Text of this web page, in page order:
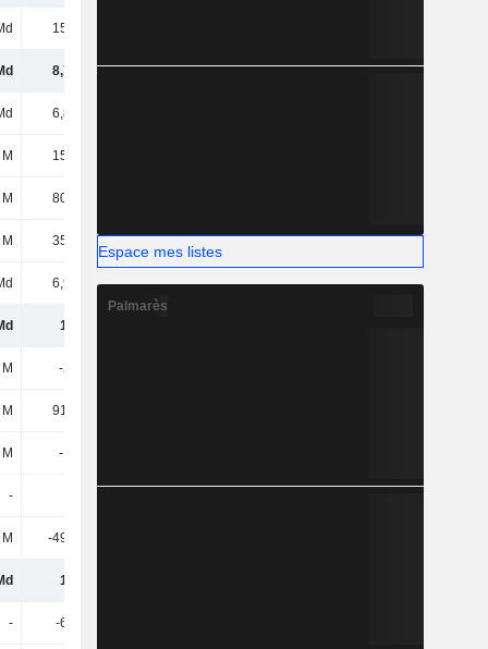
15,8 Md
8,74 Md 9,07 Md 9,41 Md
6,81 Md
15,92 M
80,93 M
35,32 M 35,47 M 105 M
6,94 Md 7,53 Md 7,37 Md
1,8 Md
-239 M
91,75 M
-148 M
-
-49,85 M
1,6 Md
- -6,21 M
Espace mes listes
Palmarès